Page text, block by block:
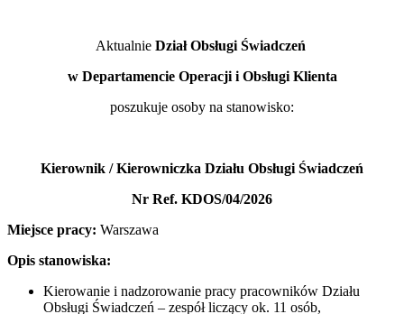
Aktualnie Dział Obsługi Świadczeń
w Departamencie Operacji i Obsługi Klienta
poszukuje osoby na stanowisko:
Kierownik / Kierowniczka Działu Obsługi Świadczeń
Nr Ref. KDOS/04/2026
Miejsce pracy: Warszawa
Opis stanowiska:
Kierowanie i nadzorowanie pracy pracowników Działu
Obsługi Świadczeń – zespół liczący ok. 11 osób,